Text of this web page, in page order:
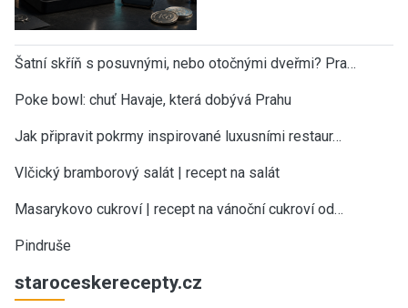
Šatní skříň s posuvnými, nebo otočnými dveřmi? Pra…
Poke bowl: chuť Havaje, která dobývá Prahu
Jak připravit pokrmy inspirované luxusními restaur…
Vlčický bramborový salát | recept na salát
Masarykovo cukroví | recept na vánoční cukroví od…
Pindruše
staroceskerecepty.cz